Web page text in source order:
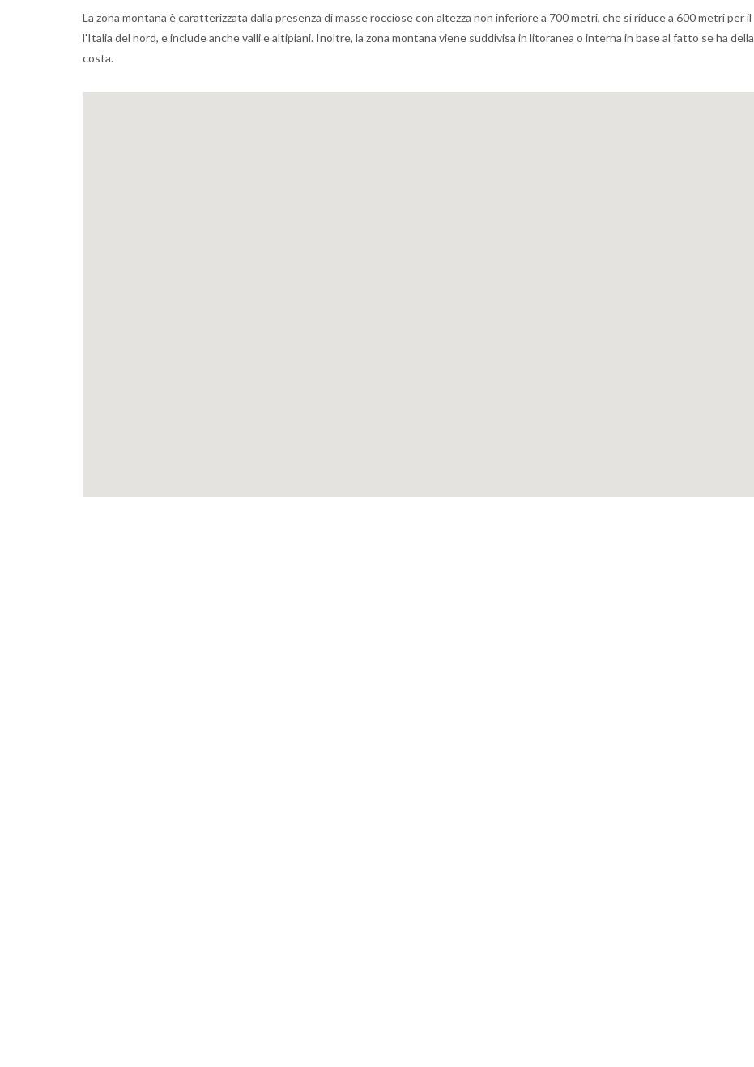
La zona montana è caratterizzata dalla presenza di masse rocciose con altezza non inferiore a 700 metri, che si riduce a 600 metri per il
l'Italia del nord, e include anche valli e altipiani. Inoltre, la zona montana viene suddivisa in litoranea o interna in base al fatto se ha della
costa.